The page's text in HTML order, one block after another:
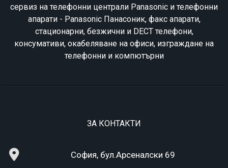
сервиз на телефонни централи Panasonic и телефонни
апарати - Panasonic Панасоник, факс апарати,
стационарни, безжични и DECT телефони,
консумативи, окабеляване на офиси, изграждане на
телефонни и компютърни
ЗА КОНТАКТИ
София, бул.Арсеналски 69